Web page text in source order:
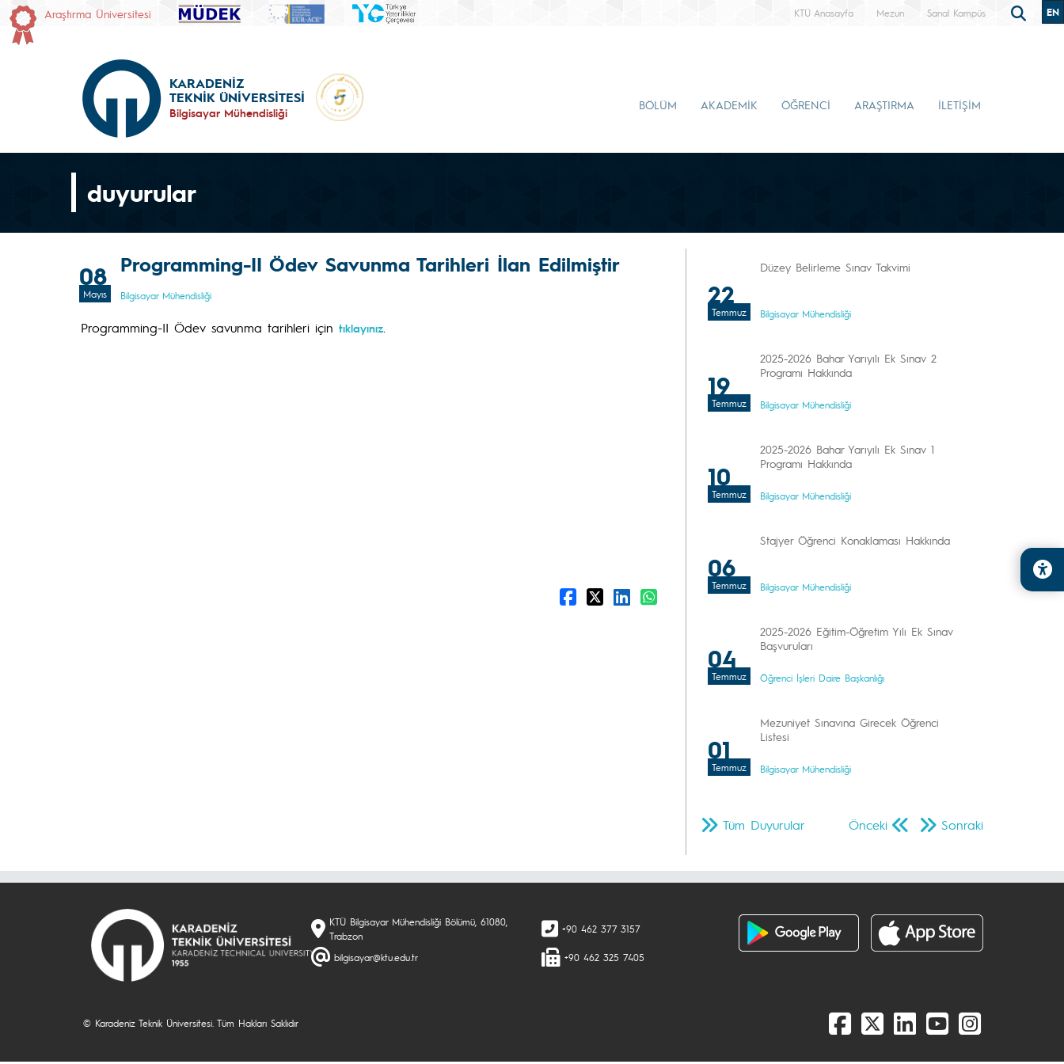
Araştırma Üniversitesi KTÜ Anasayfa Mezun Sanal Kampüs EN
KARADENİZ
TEKNİK ÜNİVERSİTESİ
Bilgisayar Mühendisliği
BÖLÜM AKADEMİK ÖĞRENCİ ARAŞTIRMA İLETİŞİM
duyurular
08
Mayıs
Programming-II Ödev Savunma Tarihleri İlan Edilmiştir
Bilgisayar Mühendisliği
Programming-II Ödev savunma tarihleri için tıklayınız
22
Temmuz
Düzey Belirleme Sınav Takvimi
Bilgisayar Mühendisliği
19
Temmuz
2025-2026 Bahar Yarıyılı Ek Sınav 2
Programı Hakkında
Bilgisayar Mühendisliği
10
Temmuz
2025-2026 Bahar Yarıyılı Ek Sınav 1
Programı Hakkında
Bilgisayar Mühendisliği
06
Temmuz
Stajyer Öğrenci Konaklaması Hakkında
Bilgisayar Mühendisliği
04
Temmuz
2025-2026 Eğitim-Öğretim Yılı Ek Sınav
Başvuruları
Öğrenci İşleri Daire Başkanlığı
01
Temmuz
Mezuniyet Sınavına Girecek Öğrenci
Listesi
Bilgisayar Mühendisliği
Önceki Sonraki
Tüm Duyurular
KTÜ Bilgisayar Mühendisliği Bölümü, 61080,
Trabzon
bilgisayar@ktu.edu.tr
+90 462 377 3157
+90 462 325 7405
© Karadeniz Teknik Üniversitesi. Tüm Hakları Saklıdır